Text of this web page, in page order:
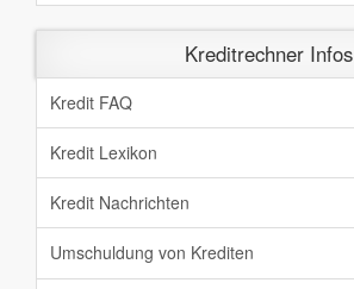
Kreditrechner Infos
Kredit FAQ
Kredit Lexikon
Kredit Nachrichten
Umschuldung von Krediten